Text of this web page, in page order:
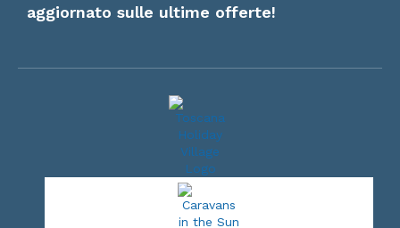
aggiornato sulle ultime offerte!